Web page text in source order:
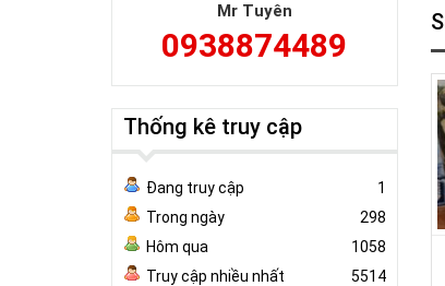
Mr Tuyên
0938874489
Thống kê truy cập
Đang truy cập
1
Trong ngày
298
Hôm qua
1058
Truy cập nhiều nhất
5514